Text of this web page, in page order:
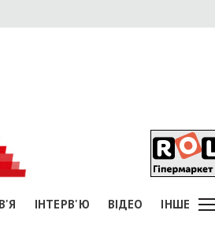
ІНТЕРВ'Ю ВІДЕО ІНШЕ